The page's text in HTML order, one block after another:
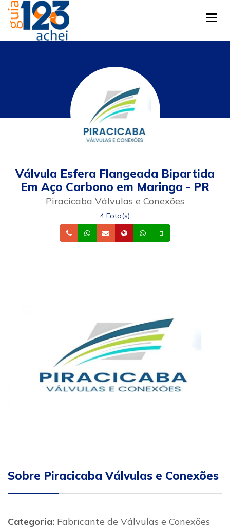
Válvula Esfera Flangeada Bipartida
Em Aço Carbono em Maringa - PR
Piracicaba Válvulas e Conexões
4 Foto(s)
TelefoneWhatsapp
Email Site Whatsapp
Sobre Piracicaba Válvulas e Conexões
Categoria: Fabricante de Válvulas e Conexões